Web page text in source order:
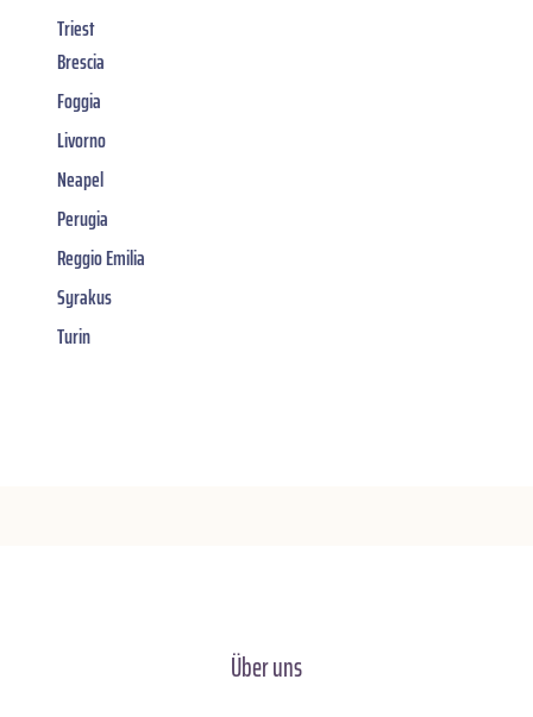
Triest
Brescia
Foggia
Livorno
Neapel
Perugia
Reggio Emilia
Syrakus
Turin
Über uns